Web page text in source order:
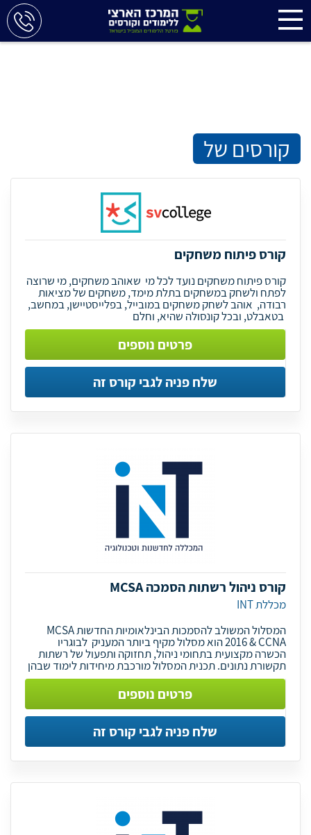
קורסים של
קורס פיתוח משחקים
קורס פיתוח משחקים נועד לכל מי שאוהב משחקים, מי שרוצה
לפתח ולשחק במשחקים בתלת מימד, משחקים של מציאות
רבודה, אוהב לשחק משחקים במובייל, בפלייסטיישן, במחשב,
בטאבלט, ובכל קונסולה שהיא, וחלם
פרטים נוספים
שלח פניה לגבי קורס זה
קורס ניהול רשתות הסמכה MCSA
מכללת INT
המסלול המשולב להסמכות הבינלאומיות החדשות MCSA
2016 & CCNA הוא מסלול מקיף ביותר המעניק לבוגריו
הכשרה מקצועית בתחומי ניהול, תחזוקה ותפעול של רשתות
תקשורת נתונים. תכנית המסלול מורכבת מיחידות לימוד שבהן
פרטים נוספים
שלח פניה לגבי קורס זה